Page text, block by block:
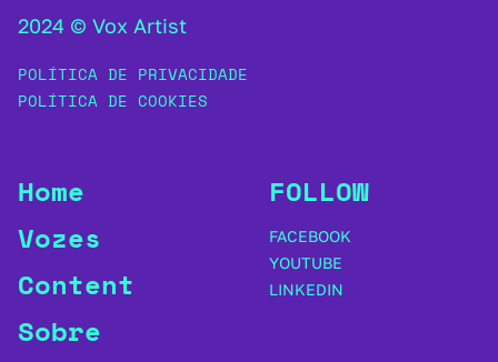
2024 © Vox Artist
POLÍTICA DE PRIVACIDADE
POLÍTICA DE COOKIES
Home
Vozes
Content
Sobre
FOLLOW
FACEBOOK
YOUTUBE
LINKEDIN